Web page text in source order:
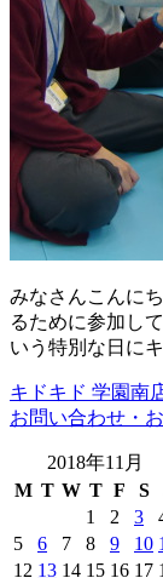
みなさんこんに
るために参加し
いう特別な日に
キドキド 学園南
お問い合わせ・
2018年11月
M T W T F S
1
2 3
5
6 7 8 9 10
12 13 14 15 16 17